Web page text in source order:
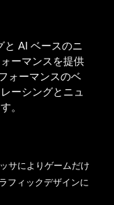
と AI ベースのニ
ーマンスを提供
ォーマンスのベ
ーシングとニュ
。
サによりゲームだけ
フィックデザインに